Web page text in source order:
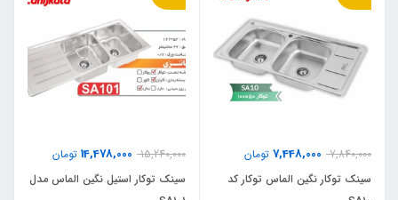
7,840,000
7,448,000 تومان
سینک توکار نگین الماس توکار کد
15,240,000
14,478,000 تومان
سینک توکار استیل نگین الماس مدل